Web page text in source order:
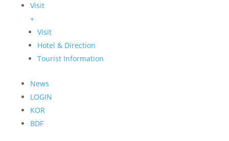
Visit
+
Visit
Hotel & Direction
Tourist Information
News
LOGIN
KOR
BDF